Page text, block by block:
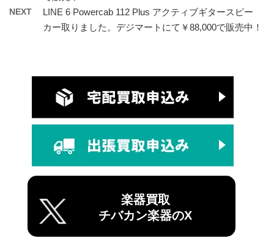
NEXT
LINE 6 Powercab 112 Plus アクティブギタースピー
カー取りました。デジマートにて￥88,000で販売中！
楽器買取
チバカン楽器のX